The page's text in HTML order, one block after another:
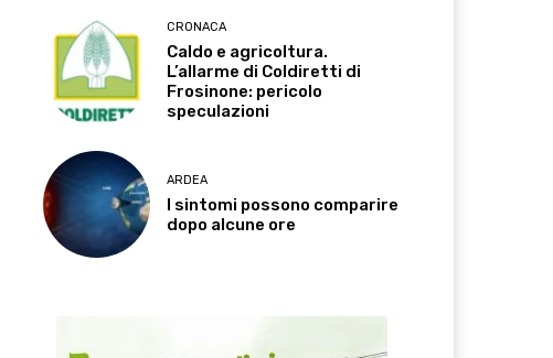
CRONACA
Caldo e agricoltura.
L’allarme di Coldiretti di
Frosinone: pericolo
speculazioni
ARDEA
I sintomi possono comparire
dopo alcune ore